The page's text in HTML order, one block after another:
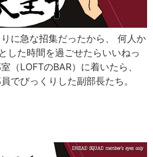
に急な招集だったから、 何人か
した時間を過ごせたらいいねっ
（LOFTのBAR）に着いたら、
でびっくりした副部長たち。